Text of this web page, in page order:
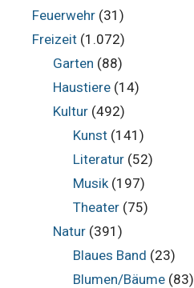
Feuerwehr (31)
Freizeit (1.072)
Garten (88)
Haustiere(14)
Kultur(492)
Kunst (141)
Literatur (52)
Musik (197)
Theater (75)
Natur(391)
Blaues Band (23)
Blumen/Bäume (83)